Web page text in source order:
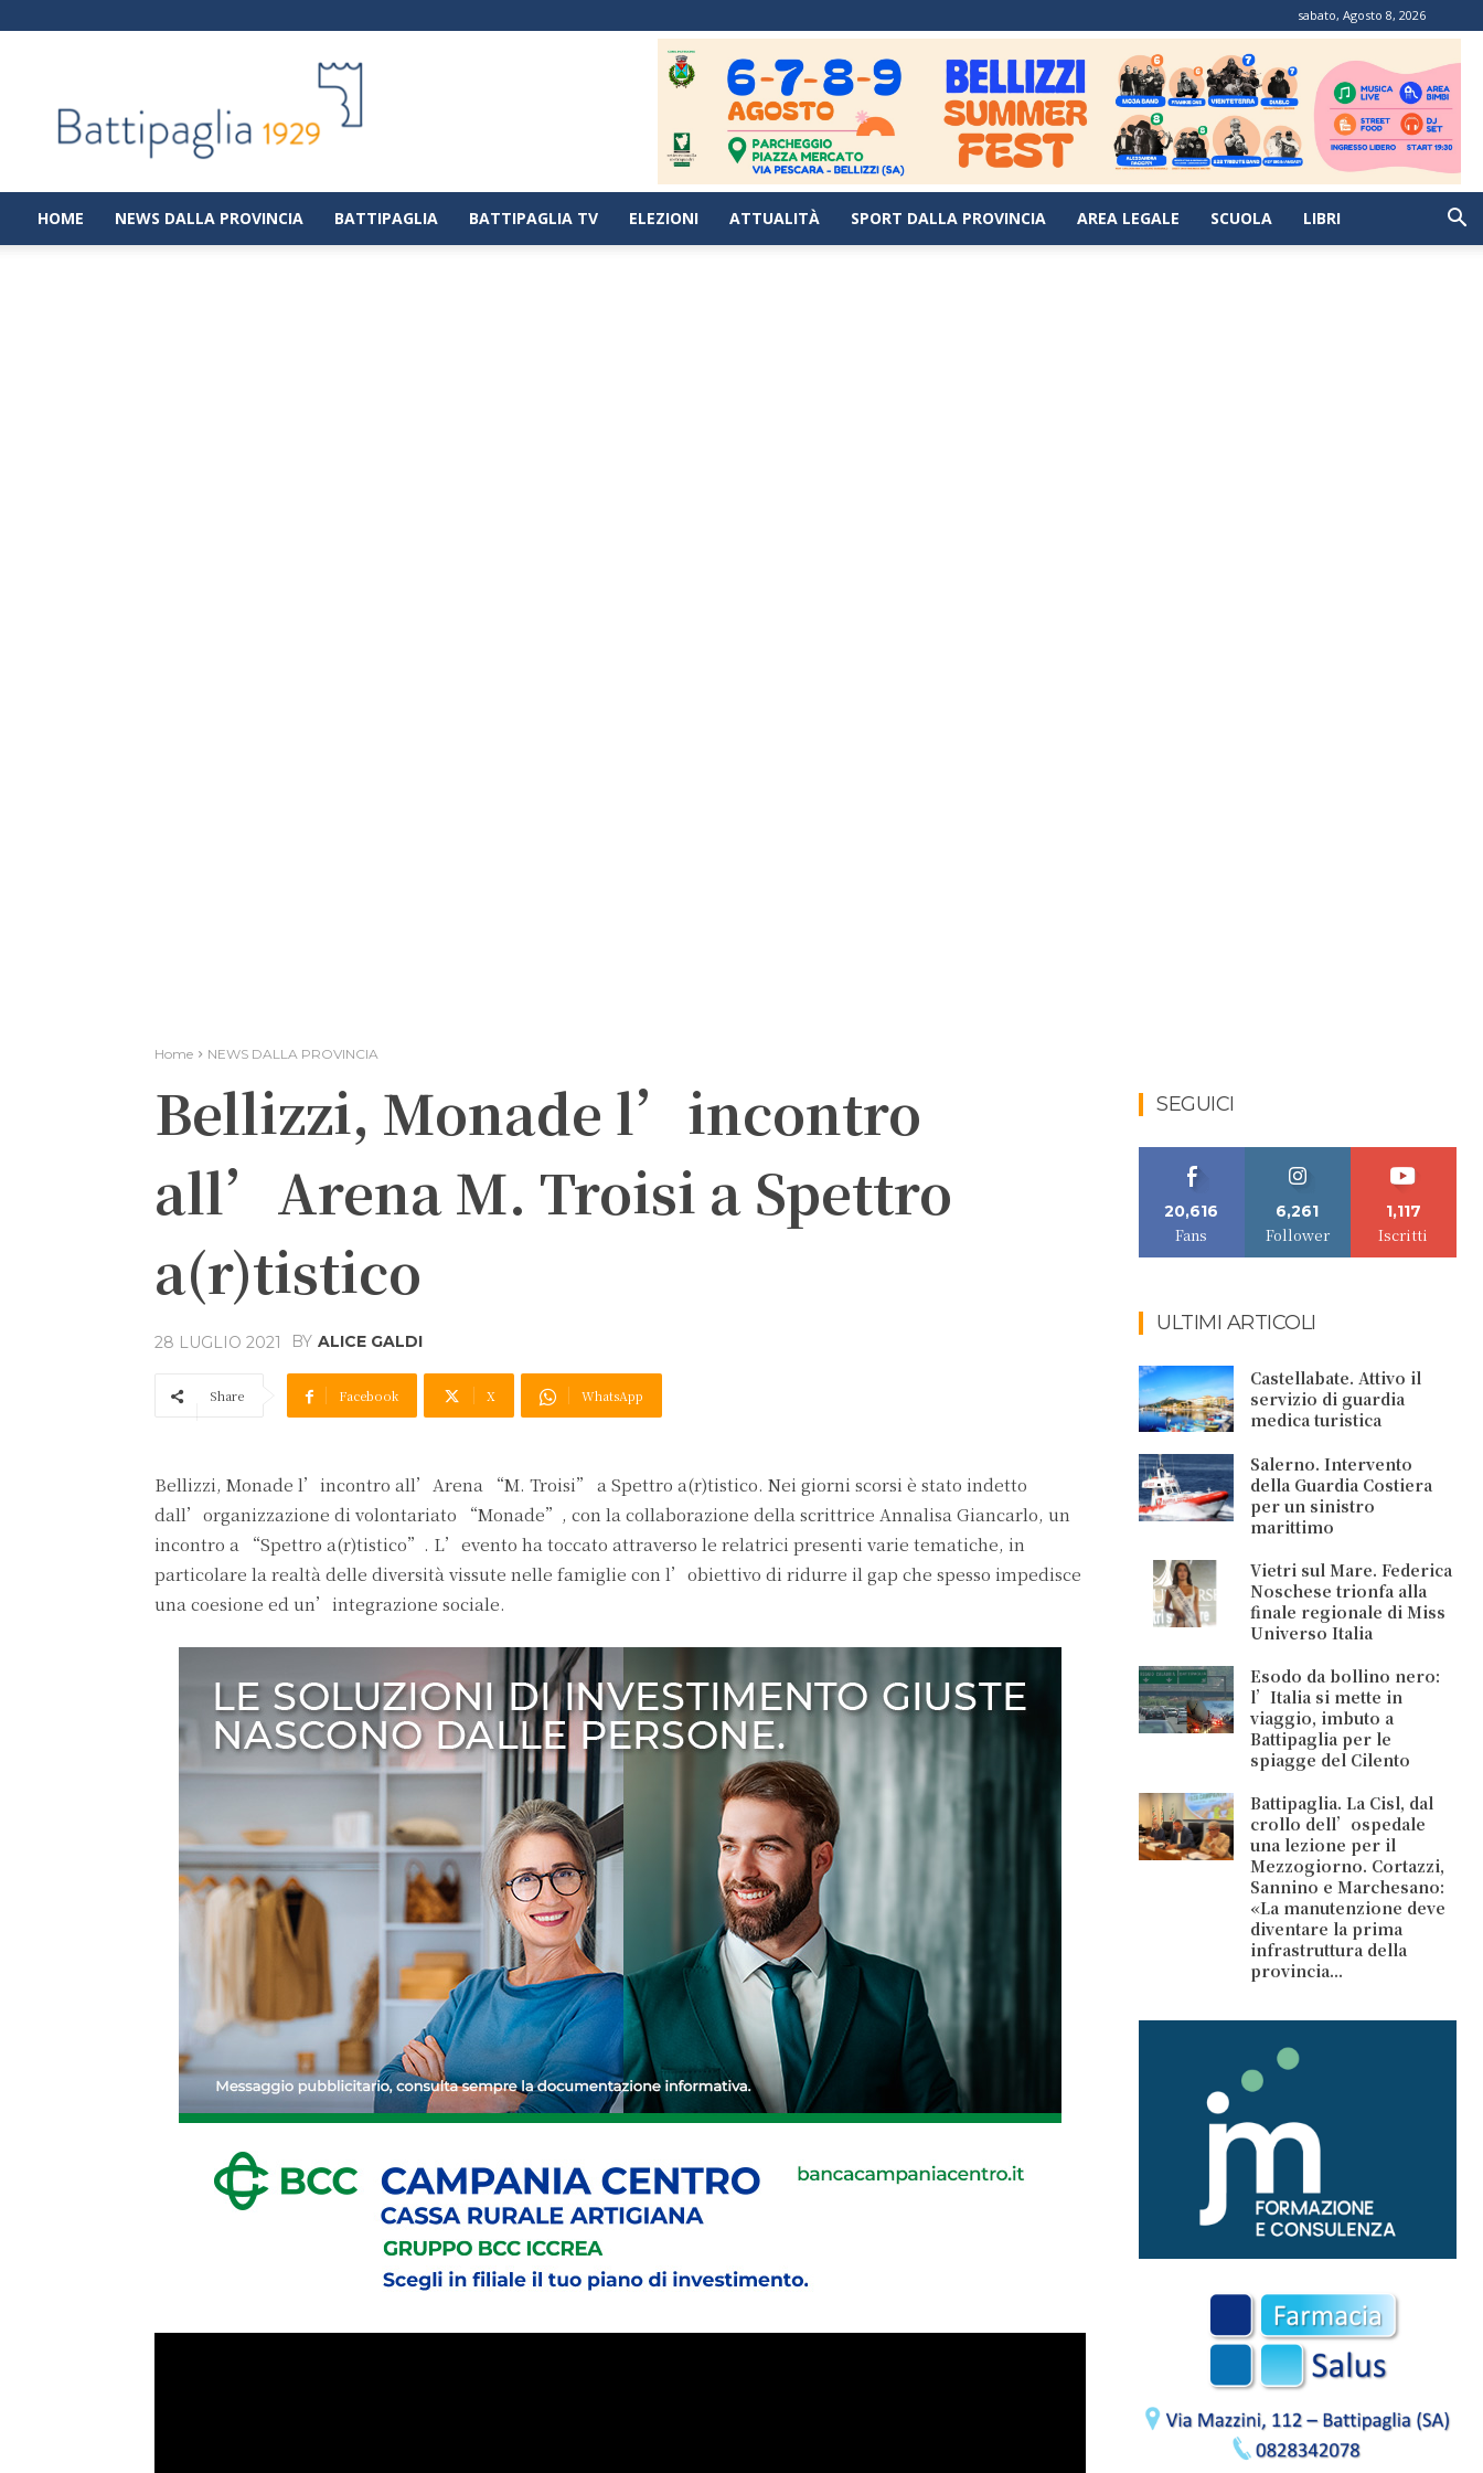
sabato, Agosto 8, 2026
|
Notizie
dalla
città
di
HOME NEWS DALLA PROVINCIA BATTIPAGLIA BATTIPAGLIA TV ELEZIONI ATTUALITÀ SPORT DALLA PROVINCIA AREA LEGALE SCUOLA LIBRI
Home NEWS DALLA PROVINCIA
Bellizzi, Monade l’incontro
all’Arena M. Troisi a Spettro
a(r)tistico
28 LUGLIO 2021 BY ALICE GALDI
Share Facebook X WhatsApp
Bellizzi, Monade l’incontro all’Arena “M. Troisi” a Spettro a(r)tistico. Nei giorni scorsi è stato indetto
dall’organizzazione di volontariato “Monade”, con la collaborazione della scrittrice Annalisa Giancarlo, un
incontro a “Spettro a(r)tistico”. L’evento ha toccato attraverso le relatrici presenti varie tematiche, in
particolare la realtà delle diversità vissute nelle famiglie con l’obiettivo di ridurre il gap che spesso impedisce
una coesione ed un’integrazione sociale.
SEGUICI
20,616
Fans
6,261
Follower
1,117
Iscritti
ULTIMI ARTICOLI
Castellabate. Attivo il
servizio di guardia
medica turistica
Salerno. Intervento
della Guardia Costiera
per un sinistro
marittimo
Vietri sul Mare. Federica
Noschese trionfa alla
finale regionale di Miss
Universo Italia
Esodo da bollino nero:
l’Italia si mette in
viaggio, imbuto a
Battipaglia per le
spiagge del Cilento
Battipaglia. La Cisl, dal
crollo dell’ospedale
una lezione per il
Mezzogiorno. Cortazzi,
Sannino e Marchesano:
«La manutenzione deve
diventare la prima
infrastruttura della
provincia...